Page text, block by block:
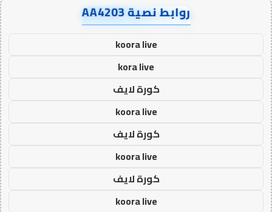
روابط نصية AA4203
koora live
kora live
كورة لايف
koora live
كورة لايف
koora live
كورة لايف
koora live